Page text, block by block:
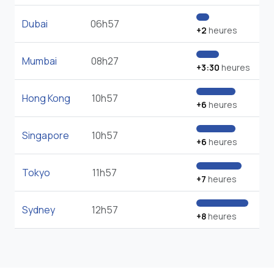
Dubai 06h57 +2 heures
Mumbai 08h27 +3:30 heures
Hong Kong 10h57 +6 heures
Singapore 10h57 +6 heures
Tokyo 11h57 +7 heures
Sydney 12h57 +8heures